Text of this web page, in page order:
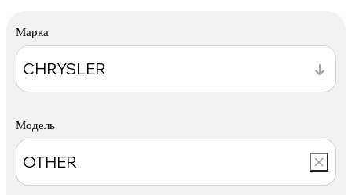
Марка
Модель